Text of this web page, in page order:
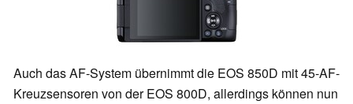
Auch das AF-System übernimmt die EOS 850D mit 45-AF-
Kreuzsensoren von der EOS 800D, allerdings können nun